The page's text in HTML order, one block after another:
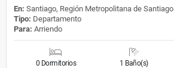
En: Santiago, Región Metropolitana de Santiago
Tipo: Departamento
Para: Arriendo
0 Dormitorios 1 Baño(s)